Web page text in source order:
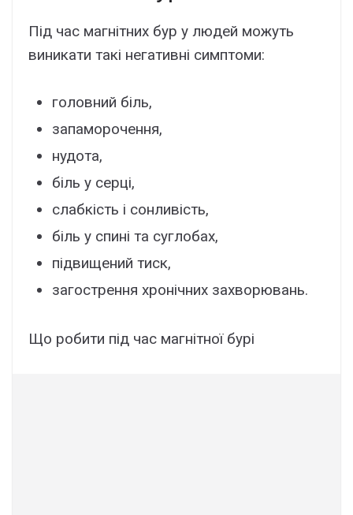
Під час магнітних бур у людей можуть
виникати такі негативні симптоми:
головний біль,
запаморочення,
нудота,
біль у серці,
слабкість і сонливість,
біль у спині та суглобах,
підвищений тиск,
загострення хронічних захворювань.
Що робити під час магнітної бурі